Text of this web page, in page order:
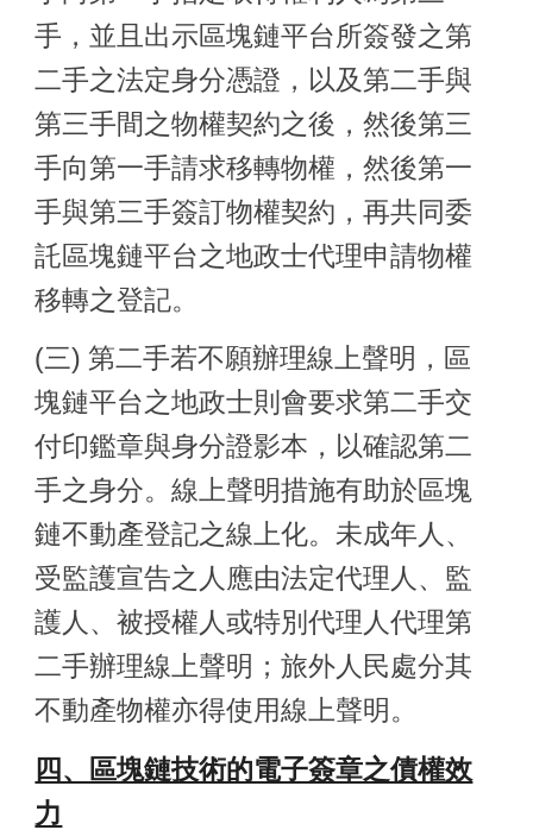
手，並且出示區塊鏈平台所簽發之第
二手之法定身分憑證，以及第二手與
第三手間之物權契約之後，然後第三
手向第一手請求移轉物權，然後第一
手與第三手簽訂物權契約，再共同委
託區塊鏈平台之地政士代理申請物權
移轉之登記。
(三) 第二手若不願辦理線上聲明，區
塊鏈平台之地政士則會要求第二手交
付印鑑章與身分證影本，以確認第二
手之身分。線上聲明措施有助於區塊
鏈不動產登記之線上化。未成年人、
受監護宣告之人應由法定代理人、監
護人、被授權人或特別代理人代理第
二手辦理線上聲明；旅外人民處分其
不動產物權亦得使用線上聲明。
四、區塊鏈技術的電子簽章之債權效
力